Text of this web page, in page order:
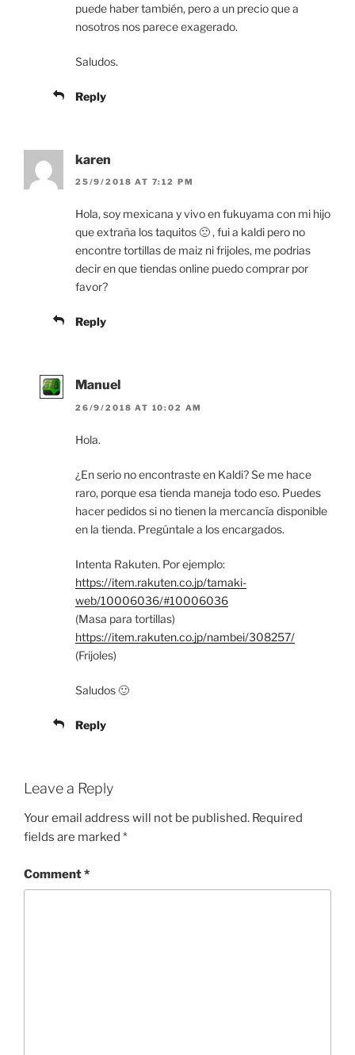
puede haber también, pero a un precio que a
nosotros nos parece exagerado.
Saludos.
Reply
karen
25/9/2018 AT 7:12 PM
Hola, soy mexicana y vivo en fukuyama con mi hijo
que extraña los taquitos 🙁 , fui a kaldi pero no
encontre tortillas de maiz ni frijoles, me podrias
decir en que tiendas online puedo comprar por
favor?
Reply
Manuel
26/9/2018 AT 10:02 AM
Hola.
¿En serio no encontraste en Kaldi? Se me hace
raro, porque esa tienda maneja todo eso. Puedes
hacer pedidos si no tienen la mercancía disponible
en la tienda. Pregúntale a los encargados.
Intenta Rakuten. Por ejemplo:
https://item.rakuten.co.jp/tamaki-
web/10006036/#10006036
(Masa para tortillas)
https://item.rakuten.co.jp/nambei/308257/
(Frijoles)
Saludos 🙂
Reply
Leave a Reply
Your email address will not be published. Required
fields are marked *
Comment*